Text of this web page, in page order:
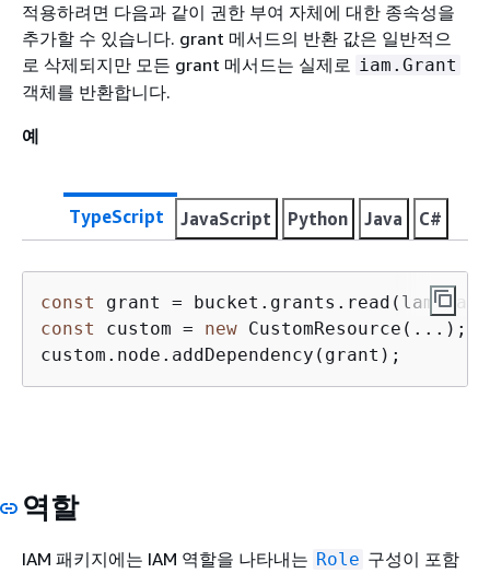
적용하려면 다음과 같이 권한 부여 자체에 대한 종속성을
추가할 수 있습니다. grant 메서드의 반환 값은 일반적으
로 삭제되지만 모든 grant 메서드는 실제로 iam.Grant
객체를 반환합니다.
예
TypeScript JavaScript Python Java C#
const
const
custom = new CustomResource(...);
custom.node.addDependency(grant);
역할
IAM 패키지에는 IAM 역할을 나타내는 Role 구성이 포함